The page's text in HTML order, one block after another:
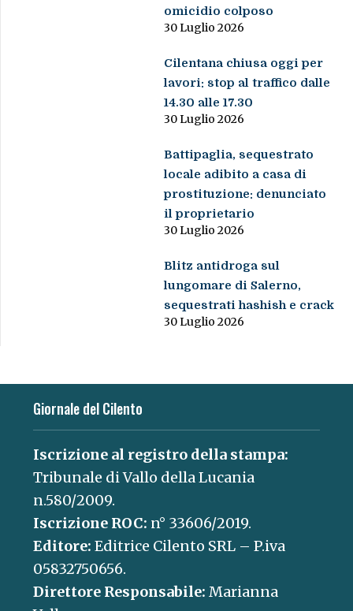
omicidio colposo
30 Luglio 2026
Cilentana chiusa oggi per
lavori: stop al traffico dalle
14.30 alle 17.30
30 Luglio 2026
Battipaglia, sequestrato
locale adibito a casa di
prostituzione: denunciato
il proprietario
30 Luglio 2026
Blitz antidroga sul
lungomare di Salerno,
sequestrati hashish e crack
30 Luglio 2026
Giornale del Cilento
Iscrizione al registro della stampa:
Tribunale di Vallo della Lucania
n.580/2009.
Iscrizione ROC: n° 33606/2019.
Editore: Editrice Cilento SRL – P.iva
05832750656.
Direttore Responsabile: Marianna